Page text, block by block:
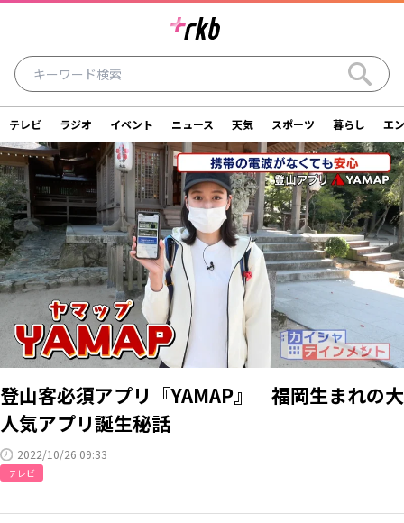
テレビ ラジオ イベント ニュース
天気 スポーツ 暮らし エンタメ
SDGs アナウンサー ライター シリーズ
投稿 ショッピング SNS一覧
ご意見・お問い合わせ
スタジオ見学について
会社情報
RKB毎日ホールディングス
RKB毎日放送株式会社
関連会社
サイトポリシー
テレビ ラジオ イベント ニュース 天気 スポーツ 暮らし エ
登山客必須アプリ『YAMAP』 福岡生まれの大
人気アプリ誕生秘話
2022/10/26 09:33
テレビ